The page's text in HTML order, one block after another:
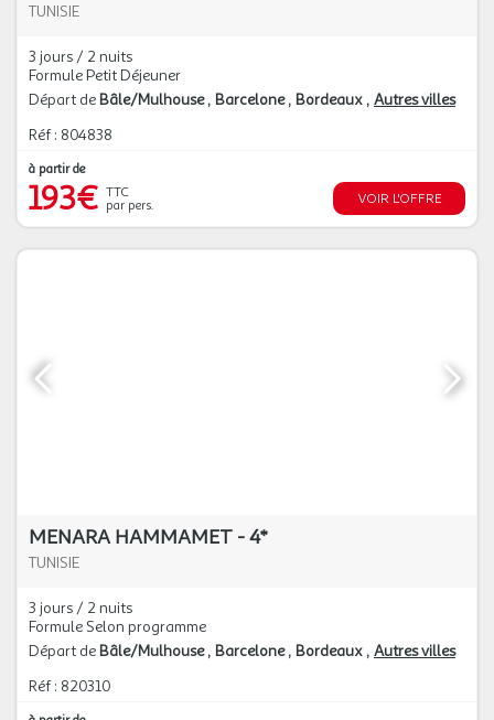
TUNISIE
3 jours / 2 nuits
Formule Petit Déjeuner
Départ de Bâle/Mulhouse Barcelone Bordeaux Autres villes
Réf : 804838
à partir de
193€ TTC
par pers.
VOIR L'OFFRE
MENARA HAMMAMET - 4*
TUNISIE
3 jours / 2 nuits
Formule Selon programme
Départ de Bâle/Mulhouse Barcelone Bordeaux Autres villes
Réf : 820310